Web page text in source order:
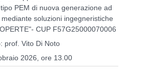
PEM di nuova generazione ad
soluzioni ingegneristiche
CUP F57G25000070006
prof. Vito Di Noto
2026, ore 13.00